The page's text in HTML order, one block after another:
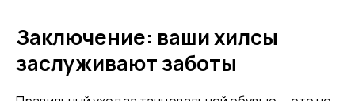
...и узнавай об акциях первой!
Заключение: ваши хилсы
заслуживают заботы